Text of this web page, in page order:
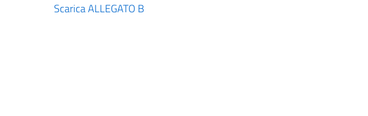
Scarica ALLEGATO B